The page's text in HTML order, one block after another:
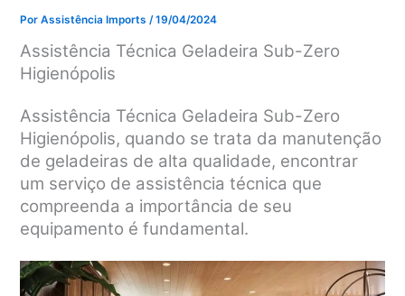
PorAssistência Imports/19/04/2024
Assistência Técnica Geladeira Sub-Zero
Higienópolis
Assistência Técnica Geladeira Sub-Zero
Higienópolis, quando se trata da manutenção
de geladeiras de alta qualidade, encontrar
um serviço de assistência técnica que
compreenda a importância de seu
equipamento é fundamental.